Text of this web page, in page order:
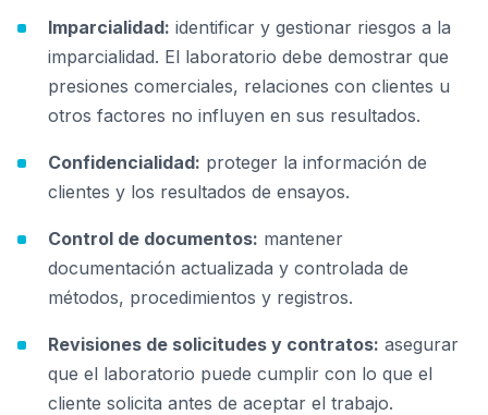
Imparcialidad: identificar y gestionar riesgos a la
imparcialidad. El laboratorio debe demostrar que
presiones comerciales, relaciones con clientes u
otros factores no influyen en sus resultados.
Confidencialidad: proteger la información de
clientes y los resultados de ensayos.
Control de documentos: mantener
documentación actualizada y controlada de
métodos, procedimientos y registros.
Revisiones de solicitudes y contratos: asegurar
que el laboratorio puede cumplir con lo que el
cliente solicita antes de aceptar el trabajo.